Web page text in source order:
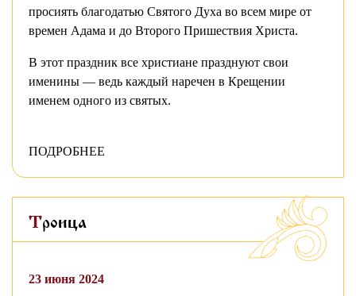
просиять благодатью Святого Духа во всем мире от
времен Адама и до Второго Пришествия Христа.
В этот праздник все христиане празднуют свои
именины — ведь каждый наречен в Крещении
именем одного из святых.
ПОДРОБНЕЕ
Троица
23 июня 2024